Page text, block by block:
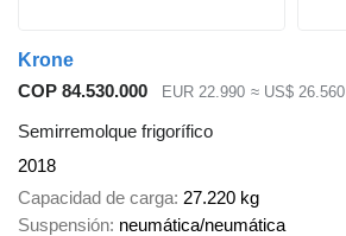
Krone
COP 84.530.000
EUR 22.990 ≈ US$ 26.560
Semirremolque frigorífico
2018
Capacidad de carga 27.220 kg
Suspensión neumática/neumática